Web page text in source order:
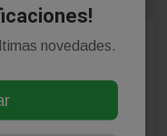
novedades.